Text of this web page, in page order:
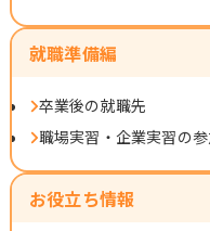
就職準備編
卒業後の就職先
職場実習・企業実習の
お役立ち情報